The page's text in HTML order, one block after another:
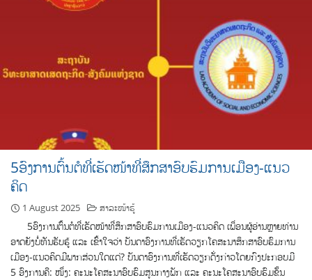
5ອົງການຕົ້ນຕໍທີ່ເຮັດໜ້າທີ່ສຶກສາອົບຮົມການເມືອງ-ແນວ
ຄິດ
1 August 2025 ສາລະໜ້າຮູ້
5ອົງການຕົ້ນຕໍທີ່ເຮັດໜ້າທີ່ສຶກສາອົບຮົມການເມືອງ-ແນວຄິດ ເພື່ອນຜູ້ອ່ານຫຼາຍທ່ານ
ອາດຍັງບໍ່ທັນຮັບຮູ້ ແລະ ເຂົ້າໃຈວ່າ ບັນດາອົງການທີ່ເຮັດວຽກໂຄສະນາສຶກສາອົບຮົມການ
ເມືອງ-ແນວຄິດມີພາກສ່ວນໃດແດ່? ບັນດາອົງການທີ່ເຮັດວຽກດັ່ງກ່າວໂດຍກົງປະກອບມີ
5 ອົງການຄື: ໜຶ່ງ: ຄະນະໂຄສະນາອົບຮົມສູນກາງພັກ ແລະ ຄະນະໂຄສະນາອົບຮົມຂັ້ນ